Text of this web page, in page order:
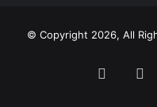
© Copyright 2026, All